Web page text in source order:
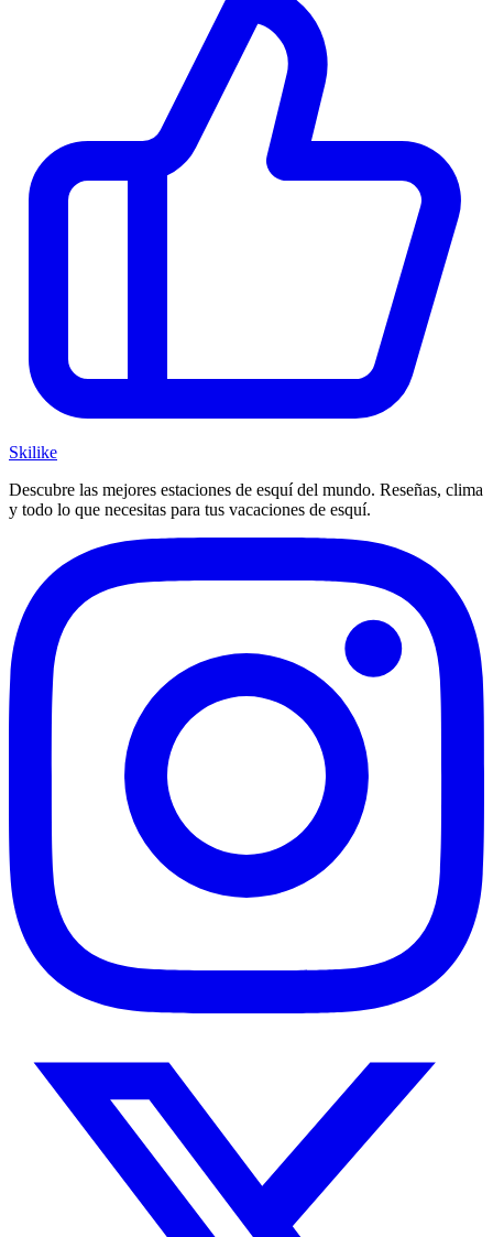
Skilike
Descubre las mejores estaciones de esquí del mundo. Reseñas, clima
y todo lo que necesitas para tus vacaciones de esquí.